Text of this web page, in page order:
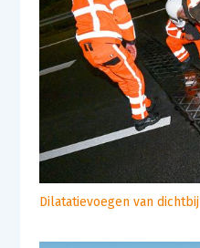
Dilatatievoegen van dichtbij